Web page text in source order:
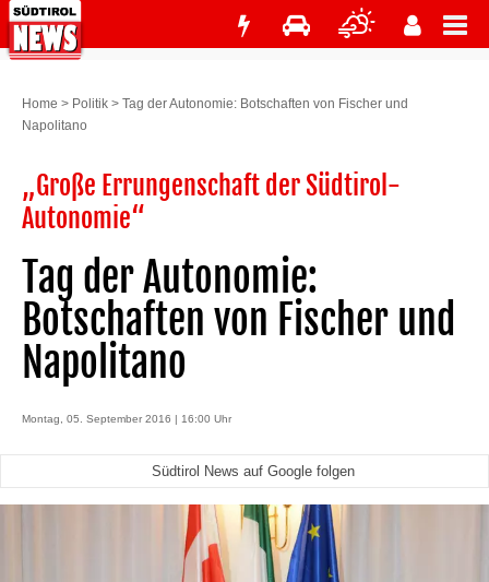
Home > Politik > Tag der Autonomie: Botschaften von Fischer und
Napolitano
„Große Errungenschaft der Südtirol-
Autonomie“
Tag der Autonomie:
Botschaften von Fischer und
Napolitano
Montag, 05. September 2016 | 16:00 Uhr
Südtirol News auf Google folgen